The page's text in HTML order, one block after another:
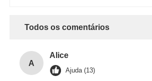
Todos os comentários
A
Alice
Ajuda (13)